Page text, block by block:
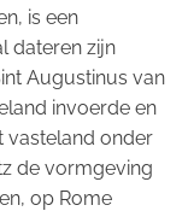
is een
dateren zijn
Augustinus van
invoerde en
vasteland onder
de vormgeving
op Rome